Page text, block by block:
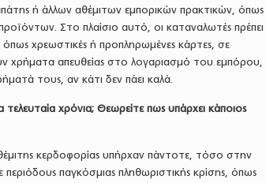
ή άλλων αθέμιτων εμπορικών πρακτικών, όπως
Στο πλαίσιο αυτό, οι καταναλωτές πρέπει
χρεωστικές ή προπληρωμένες κάρτες, σε
χρήματα απευθείας στο λογαριασμό του εμπόρου,
τους, αν κάτι δεν πάει καλά.
τελευταία χρόνια; Θεωρείτε πως υπάρχει κάποιος
κερδοφορίας υπήρχαν πάντοτε, τόσο στην
παγκόσμιας πληθωριστικής κρίσης, όπως